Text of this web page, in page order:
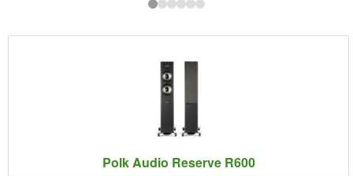
Har inte eller har aldrig tidigare haft någon Sonosprodukt så
verkligen som en kvalitetsprodukt!
Nest Audio är väl kanske inga tuffa konkurrenter men är
samma kategori av högtalare. De är också välbyggda och tar
liten plats och är lättplacerade, tycker de är prisvärda.
Dock så spelar ERA 100 skjortan av dem.
Polk Audio Reserve R600